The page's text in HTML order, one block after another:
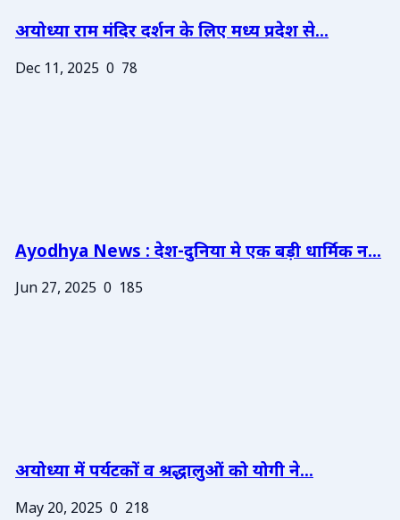
अयोध्या राम मंदिर दर्शन के लिए मध्य प्रदेश से...
Dec 11, 2025 0 78
Ayodhya News : देश-दुनिया मे एक बड़ी धार्मिक न...
Jun 27, 2025 0 185
अयोध्या में पर्यटकों व श्रद्धालुओं को योगी ने...
May 20, 2025 0 218